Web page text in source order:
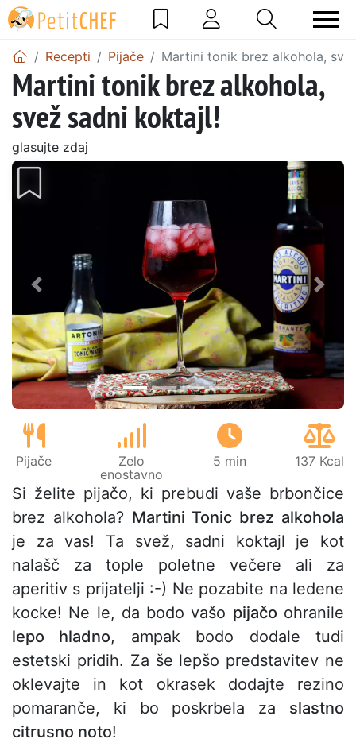
Recepti Pijače Martini tonik brez alkohola,
Martini tonik brez alkohola,
svež sadni koktajl!
glasujte zdaj
Prejšnji
Pijače
Zelo
enostavno
5 min 137 Kcal
Si želite pijačo, ki prebudi vaše brbončice
brez alkohola? Martini Tonic brez alkohola
je za vas! Ta svež, sadni koktajl je kot
nalašč za tople poletne večere ali za
aperitiv s prijatelji :-) Ne pozabite na ledene
kocke! Ne le, da bodo vašo pijačo ohranile
lepo hladno, ampak bodo dodale tudi
estetski pridih. Za še lepšo predstavitev ne
oklevajte in kot okrasek dodajte rezino
pomaranče, ki bo poskrbela za slastno
citrusno noto!